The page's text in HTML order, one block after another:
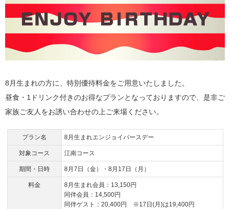
8月生まれの方に、特別優待料金をご用意いたしました。
昼食・1ドリンク付きのお得なプランとなっておりますので、是非ご
家族ご友人をお誘い合わせの上ご来場ください。
プラン名 8月生まれエンジョイバースデー
対象コース 江南コース
期間・日時 8月7日（金）・8月17日（月）
料金
8月生まれ会員：13,150円
同伴会員：14,500円
同伴ゲスト：20,400円 ※17日(月)は19,400円